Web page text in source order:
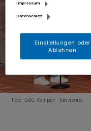
Foto: GdG Kempen-Tönisvorst
Impressum
Datenschutz
Einstellungen oder
Ablehnen